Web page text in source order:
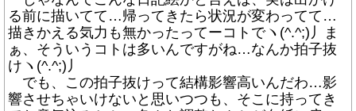
る前に描いてて…帰ってきたら状況が変わってて…
描きかえる気力も無かったってーコトでヽ(^.^;)丿ま
ぁ、そういうコトは多いんですがね…なんか拍子抜
けヽ(^.^;)丿
でも、この拍子抜けって結構影響高いんだわ…影
響させちゃいけないと思いつつも、そこに持ってき